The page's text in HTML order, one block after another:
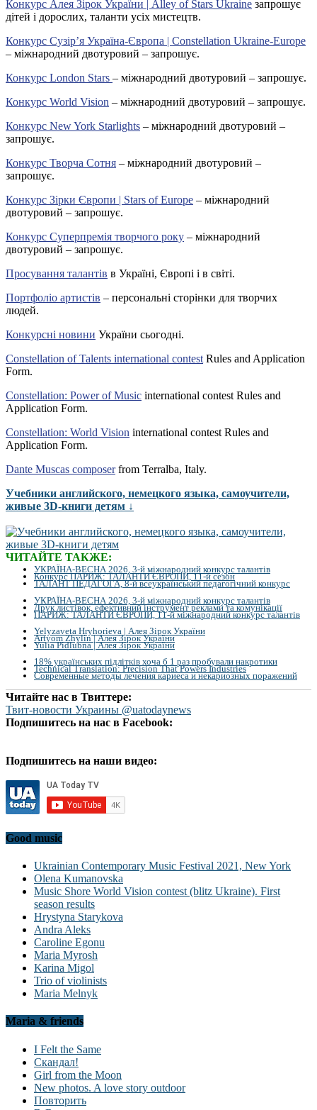
Конкурс Алея Зірок України | Alley of Stars Ukraine запрошує
дітей і дорослих, таланти усіх мистецтв.
Конкурс Сузір’я Україна-Європа | Constellation Ukraine-Europe
– міжнародний двотуровий – запрошує.
Конкурс London Stars – міжнародний двотуровий – запрошує.
Конкурс World Vision – міжнародний двотуровий – запрошує.
Конкурс New York Starlights – міжнародний двотуровий –
запрошує.
Конкурс Творча Сотня – міжнародний двотуровий –
запрошує.
Конкурс Зірки Європи | Stars of Europe – міжнародний
двотуровий – запрошує.
Конкурс Суперпремія творчого року – міжнародний
двотуровий – запрошує.
Просування талантів в Україні, Європі і в світі.
Портфоліо артистів – персональні сторінки для творчих
людей.
Конкурсні новини України сьогодні.
Constellation of Talents international contest Rules and Application
Form.
Constellation: Power of Music international contest Rules and
Application Form.
Constellation: World Vision international contest Rules and
Application Form.
Dante Muscas composerfrom Terralba, Italy.
Учебники английского, немецкого языка, самоучители,
живые 3D-книги детям ↓
ЧИТАЙТЕ ТАКЖЕ:
УКРАЇНА-ВЕСНА 2026, 3-й міжнародний конкурс талантів
Конкурс ПАРИЖ: ТАЛАНТИ ЄВРОПИ, 11-й сезон
ТАЛАНТ ПЕДАГОГА, 8-й всеукраїнський педагогічний конкурс
УКРАЇНА-ВЕСНА 2026, 3-й міжнародний конкурс талантів
Друк листівок, ефективний інструмент реклами та комунікації
ПАРИЖ: ТАЛАНТИ ЄВРОПИ, 11-й міжнародний конкурс талантів
Yelyzaveta Hryhorieva | Алея Зірок України
Artyom Zhylin | Алея Зірок України
Yulia Pidlubna | Алея Зірок України
18% українських підлітків хоча б 1 раз пробували накротики
Technical Translation: Precision That Powers Industries
Современные методы лечения кариеса и некариозных поражений
Читайте нас в Твиттере:
Твит-новости Украины @uatodaynews
Подпишитесь на нас в Facebook:
Подпишитесь на наши видео:
Good music
Ukrainian Contemporary Music Festival 2021, New York
Olena Kumanovska
Music Shore World Vision contest (blitz Ukraine). First
season results
Hrystyna Starykova
Andra Aleks
Caroline Egonu
Maria Myrosh
Karina Migol
Trio of violinists
Maria Melnyk
Maria & friends
I Felt the Same
Скандал!
Girl from the Moon
New photos. A love story outdoor
Повторить